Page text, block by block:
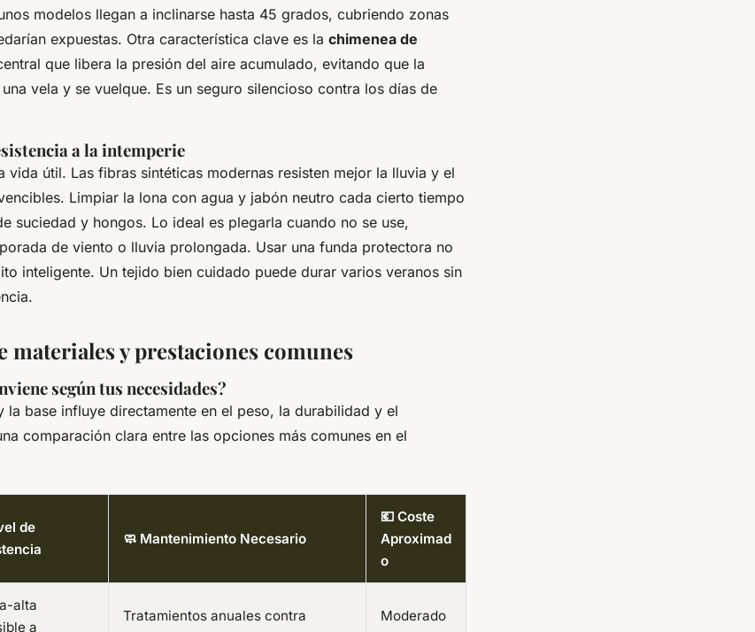
modelos llegan a inclinarse hasta 45 grados, cubriendo zonas
expuestas. Otra característica clave es la chimenea de
que libera la presión del aire acumulado, evitando que la
vela y se vuelque. Es un seguro silencioso contra los días de
a la intemperie
vida útil. Las fibras sintéticas modernas resisten mejor la lluvia y el
Limpiar la lona con agua y jabón neutro cada cierto tiempo
suciedad y hongos. Lo ideal es plegarla cuando no se use,
de viento o lluvia prolongada. Usar una funda protectora no
inteligente. Un tejido bien cuidado puede durar varios veranos sin
materiales y prestaciones comunes
según tus necesidades?
la base influye directamente en el peso, la durabilidad y el
comparación clara entre las opciones más comunes en el
de
🧼 Mantenimiento Necesario
💶 Coste
Aproximad
o
alta
a
Tratamientos anuales contra
Moderado